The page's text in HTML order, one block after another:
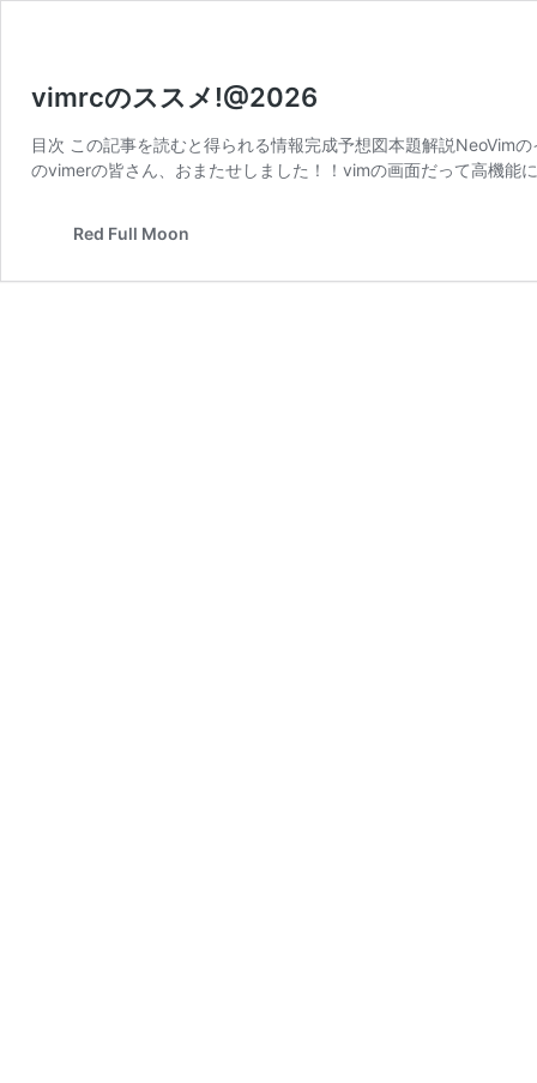
vimrcのススメ!@2026
目次 この記事を読むと得られる情報完成予想図本題解説NeoVim
のvimerの皆さん、おまたせしました！！vimの画面だって高機能
Red Full Moon